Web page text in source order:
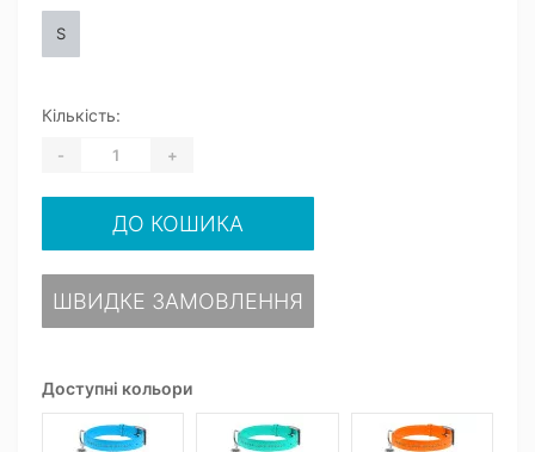
Доступні кольори
S
Кількість:
- +
ДО КОШИКА
ШВИДКЕ ЗАМОВЛЕННЯ